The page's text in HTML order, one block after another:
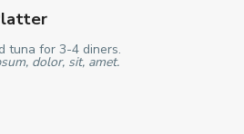
tuna for 3-4 diners.
dolor, sit, amet.